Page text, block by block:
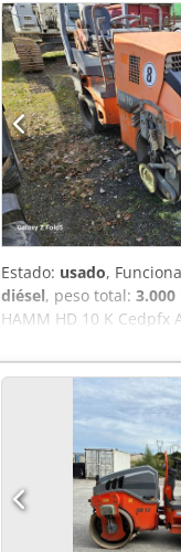
Estado: usado,
diésel, peso total: 3.000
HAMM HD 10 K Cedpfx